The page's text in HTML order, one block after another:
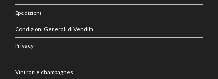
Spedizioni
Condizioni Generali di Vendita
Privacy
Vini rari e champagnes